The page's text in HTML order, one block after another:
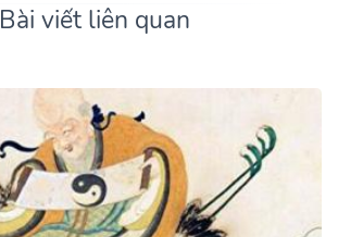
Bài viết liên quan